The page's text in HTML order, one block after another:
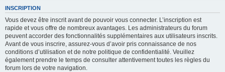
INSCRIPTION
Vous devez être inscrit avant de pouvoir vous connecter. L’inscription est
rapide et vous offre de nombreux avantages. Les administrateurs du forum
peuvent accorder des fonctionnalités supplémentaires aux utilisateurs inscrits.
Avant de vous inscrire, assurez-vous d’avoir pris connaissance de nos
conditions d’utilisation et de notre politique de confidentialité. Veuillez
également prendre le temps de consulter attentivement toutes les règles du
forum lors de votre navigation.